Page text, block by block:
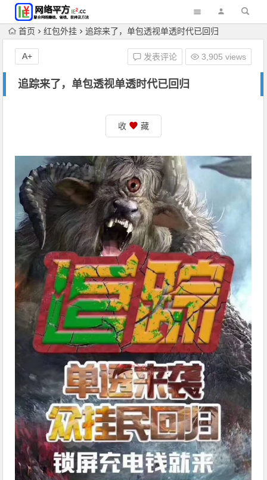
首页 红包外挂 追踪来了，单包透视单透时代已回归
追踪来了，单包透视单透时代已回归
发表评论 3,905 views
A+
收 藏